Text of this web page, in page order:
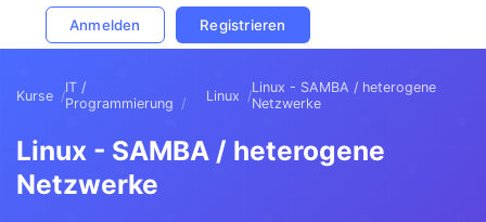
Anmelden Registrieren
Kurse
IT /
Programmierung
Linux
Linux - SAMBA / heterogene
Netzwerke
Linux - SAMBA / heterogene
Netzwerke